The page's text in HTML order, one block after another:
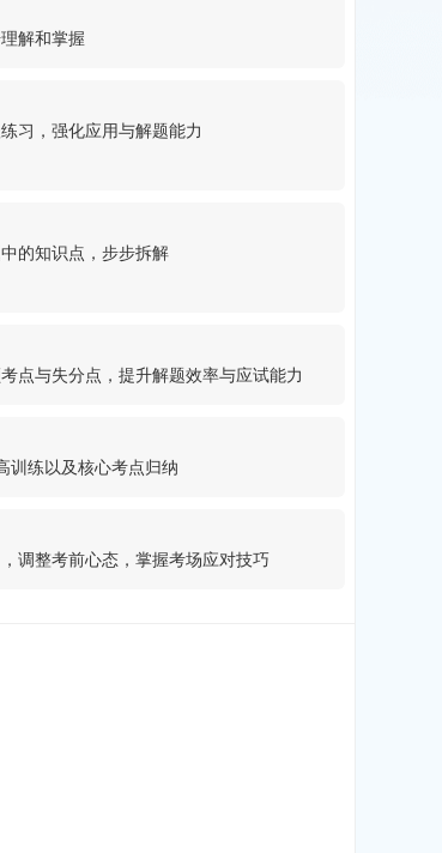
解和掌握
习，强化应用与解题能力
的知识点，步步拆解
点与失分点，提升解题效率与应试能力
训练以及核心考点归纳
调整考前心态，掌握考场应对技巧